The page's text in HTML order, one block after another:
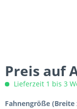
Preis auf
Lieferzeit 1 bis 3
Fahnengröße (Breite